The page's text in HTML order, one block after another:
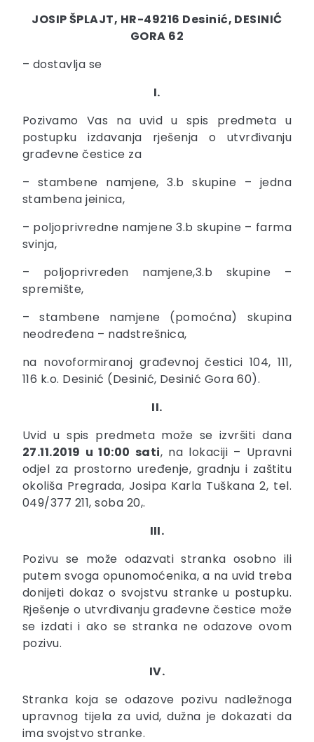
JOSIP ŠPLAJT, HR-49216 Desinić, DESINIĆ
GORA 62
– dostavlja se
I.
Pozivamo Vas na uvid u spis predmeta u
postupku izdavanja rješenja o utvrđivanju
građevne čestice za
– stambene namjene, 3.b skupine – jedna
stambena jeinica,
– poljoprivredne namjene 3.b skupine – farma
svinja,
– poljoprivreden namjene,3.b skupine –
spremište,
– stambene namjene (pomoćna) skupina
neodređena – nadstrešnica,
na novoformiranoj građevnoj čestici 104, 111,
116 k.o. Desinić (Desinić, Desinić Gora 60).
II.
Uvid u spis predmeta može se izvršiti dana
27.11.2019 u 10:00 sati, na lokaciji – Upravni
odjel za prostorno uređenje, gradnju i zaštitu
okoliša Pregrada, Josipa Karla Tuškana 2, tel.
049/377 211, soba 20,.
III.
Pozivu se može odazvati stranka osobno ili
putem svoga opunomoćenika, a na uvid treba
donijeti dokaz o svojstvu stranke u postupku.
Rješenje o utvrđivanju građevne čestice može
se izdati i ako se stranka ne odazove ovom
pozivu.
IV.
Stranka koja se odazove pozivu nadležnoga
upravnog tijela za uvid, dužna je dokazati da
ima svojstvo stranke.